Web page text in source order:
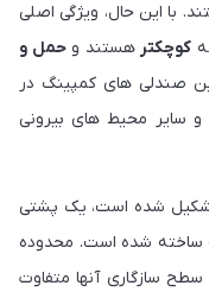
با این حال، ویژگی اصلی
کوچکتر هستند وحمل و
صندلی های کمپینگ در
و سایر محیط های بیرونی
تشکیل شده است، یک پشتی
ساخته شده است. محدوده
سازگاری آنها متفاوت